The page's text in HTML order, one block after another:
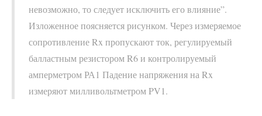
невозможно, то следует исключить его влияние”.
Изложенное поясняется рисунком. Через измеряемое
сопротивление Rx пропускают ток, регулируемый
балластным резистором R6 и контролируемый
амперметром РА1 Падение напряжения на Rx
измеряют милливольтметром PV1.